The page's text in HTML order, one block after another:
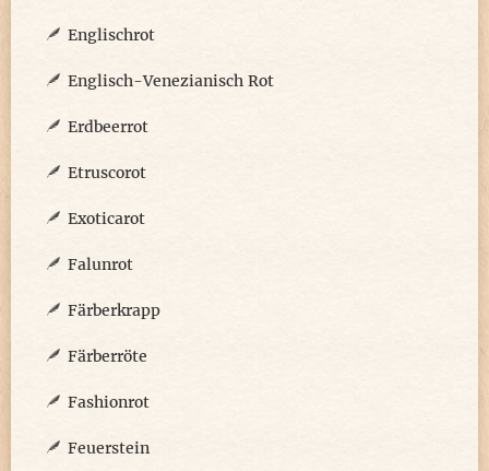
Englischrot
Englisch-Venezianisch Rot
Erdbeerrot
Etruscorot
Exoticarot
Falunrot
Färberkrapp
Färberröte
Fashionrot
Feuerstein